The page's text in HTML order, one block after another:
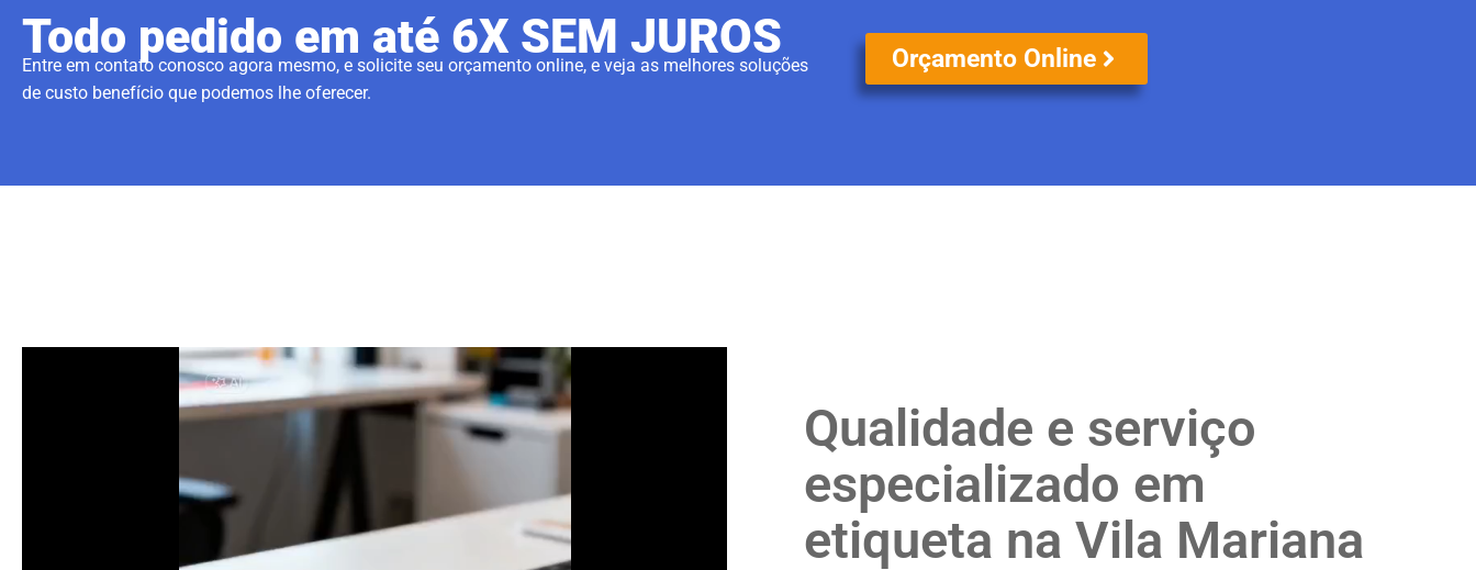
Todo pedido em até 6X SEM JUROS
Entre em contato conosco agora mesmo, e solicite seu orçamento online, e veja as melhores soluções
de custo benefício que podemos lhe oferecer.
Orçamento Online
Qualidade e serviço
especializado em
etiqueta na Vila Mariana